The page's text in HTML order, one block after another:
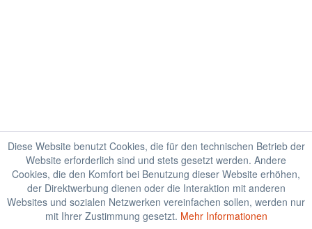
Diese Website benutzt Cookies, die für den technischen Betrieb der
Website erforderlich sind und stets gesetzt werden. Andere
Cookies, die den Komfort bei Benutzung dieser Website erhöhen,
der Direktwerbung dienen oder die Interaktion mit anderen
Websites und sozialen Netzwerken vereinfachen sollen, werden nur
mit Ihrer Zustimmung gesetzt. Mehr Informationen